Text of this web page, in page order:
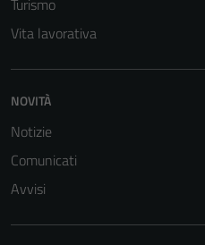
Vita lavorativa
NOVITÀ
Notizie
Comunicati
Avvisi